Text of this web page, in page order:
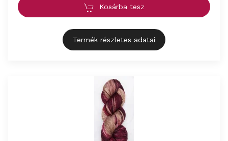
Kosárba tesz
Termék részletes adatai